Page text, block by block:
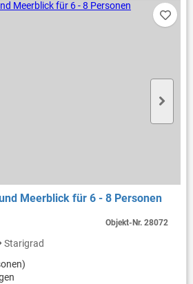
Meerblick für 6 - 8 Personen
Starigrad
Objekt-Nr.28072